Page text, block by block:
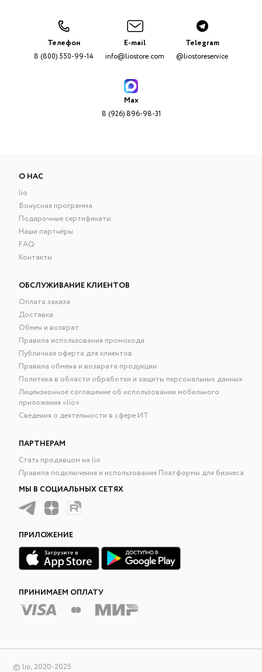
Телефон
8 (800) 550-99-14
E-mail
info@liostore.com
Telegram
@liostoreservice
Max
8 (926) 896-98-31
О НАС
lio
Бонусная программа
Подарочные сертификаты
Наши партнёры
FAQ
Контакты
ОБСЛУЖИВАНИЕ КЛИЕНТОВ
Оплата заказа
Доставка
Обмен и возврат
Правила использования промокода
Публичная оферта для клиентов
Правила обмена и возврата продукции
Политика в области обработки и защиты персональных данных
Лицензионное соглашение об использовании мобильного
приложения «lío»
Сведения о деятельности в сфере ИТ
ПАРТНЕРАМ
Стать продавцом на lio
Правила подключения и использования Платформы для бизнеса
МЫ В СОЦИАЛЬНЫХ СЕТЯХ
ПРИЛОЖЕНИЕ
ПРИНИМАЕМ ОПЛАТУ
© lio, 2020-2025